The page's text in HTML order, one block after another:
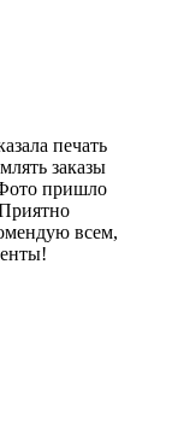
печать
заказы
пришло
всем,